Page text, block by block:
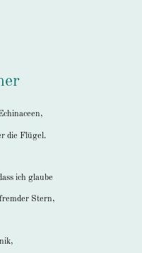
die Flügel.
ich glaube
Stern,